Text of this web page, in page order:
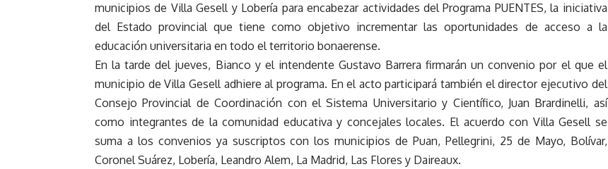
municipios de Villa Gesell y Lobería para encabezar actividades del Programa PUENTES, la iniciativa
del Estado provincial que tiene como objetivo incrementar las oportunidades de acceso a la
educación universitaria en todo el territorio bonaerense.
En la tarde del jueves, Bianco y el intendente Gustavo Barrera firmarán un convenio por el que el
municipio de Villa Gesell adhiere al programa. En el acto participará también el director ejecutivo del
Consejo Provincial de Coordinación con el Sistema Universitario y Científico, Juan Brardinelli, así
como integrantes de la comunidad educativa y concejales locales. El acuerdo con Villa Gesell se
suma a los convenios ya suscriptos con los municipios de Puan, Pellegrini, 25 de Mayo, Bolívar,
Coronel Suárez, Lobería, Leandro Alem, La Madrid, Las Flores y Daireaux.